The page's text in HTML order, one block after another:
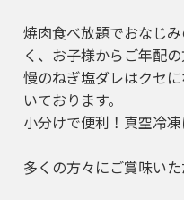
焼肉食べ放題でおなじ
く、お子様からご年配
慢のねぎ塩ダレはクセ
いております。
小分けで便利！真空冷凍
多くの方々にご賞味い